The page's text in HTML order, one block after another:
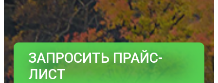
ЗАПРОСИТЬ ПРАЙС-
ЛИСТ